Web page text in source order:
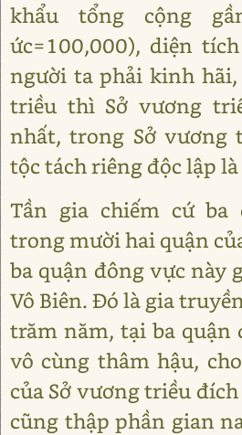
khẩu tổng cộng
ức=100,000), diện
người ta phải kinh
triều thì Sở vương
nhất, trong Sở vương
tộc tách riêng độc lập
Tần gia chiếm cứ ba
trong mười hai quận
ba quận đông vực này
Vô Biên. Đó là gia
trăm năm, tại ba quận
vô cùng thâm hậu,
của Sở vương triều
cũng thập phần gian